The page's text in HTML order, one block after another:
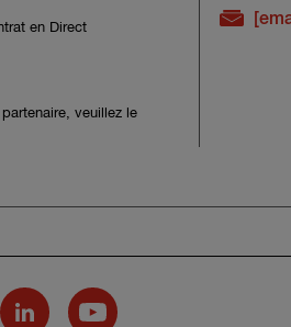
en Direct
veuillez le
on Instagram
Hiscox on LinkedIn
Hiscox on YouTube